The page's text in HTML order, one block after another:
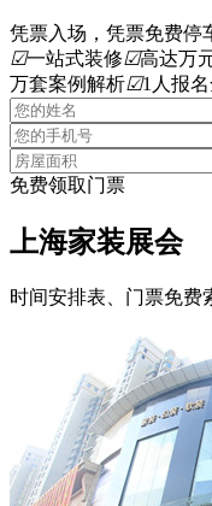
凭票入场，凭票免费停
☑一站式装修☑高达万
万套案例解析☑1人报
免费领取门票
上海家装展会
时间安排表、门票免费